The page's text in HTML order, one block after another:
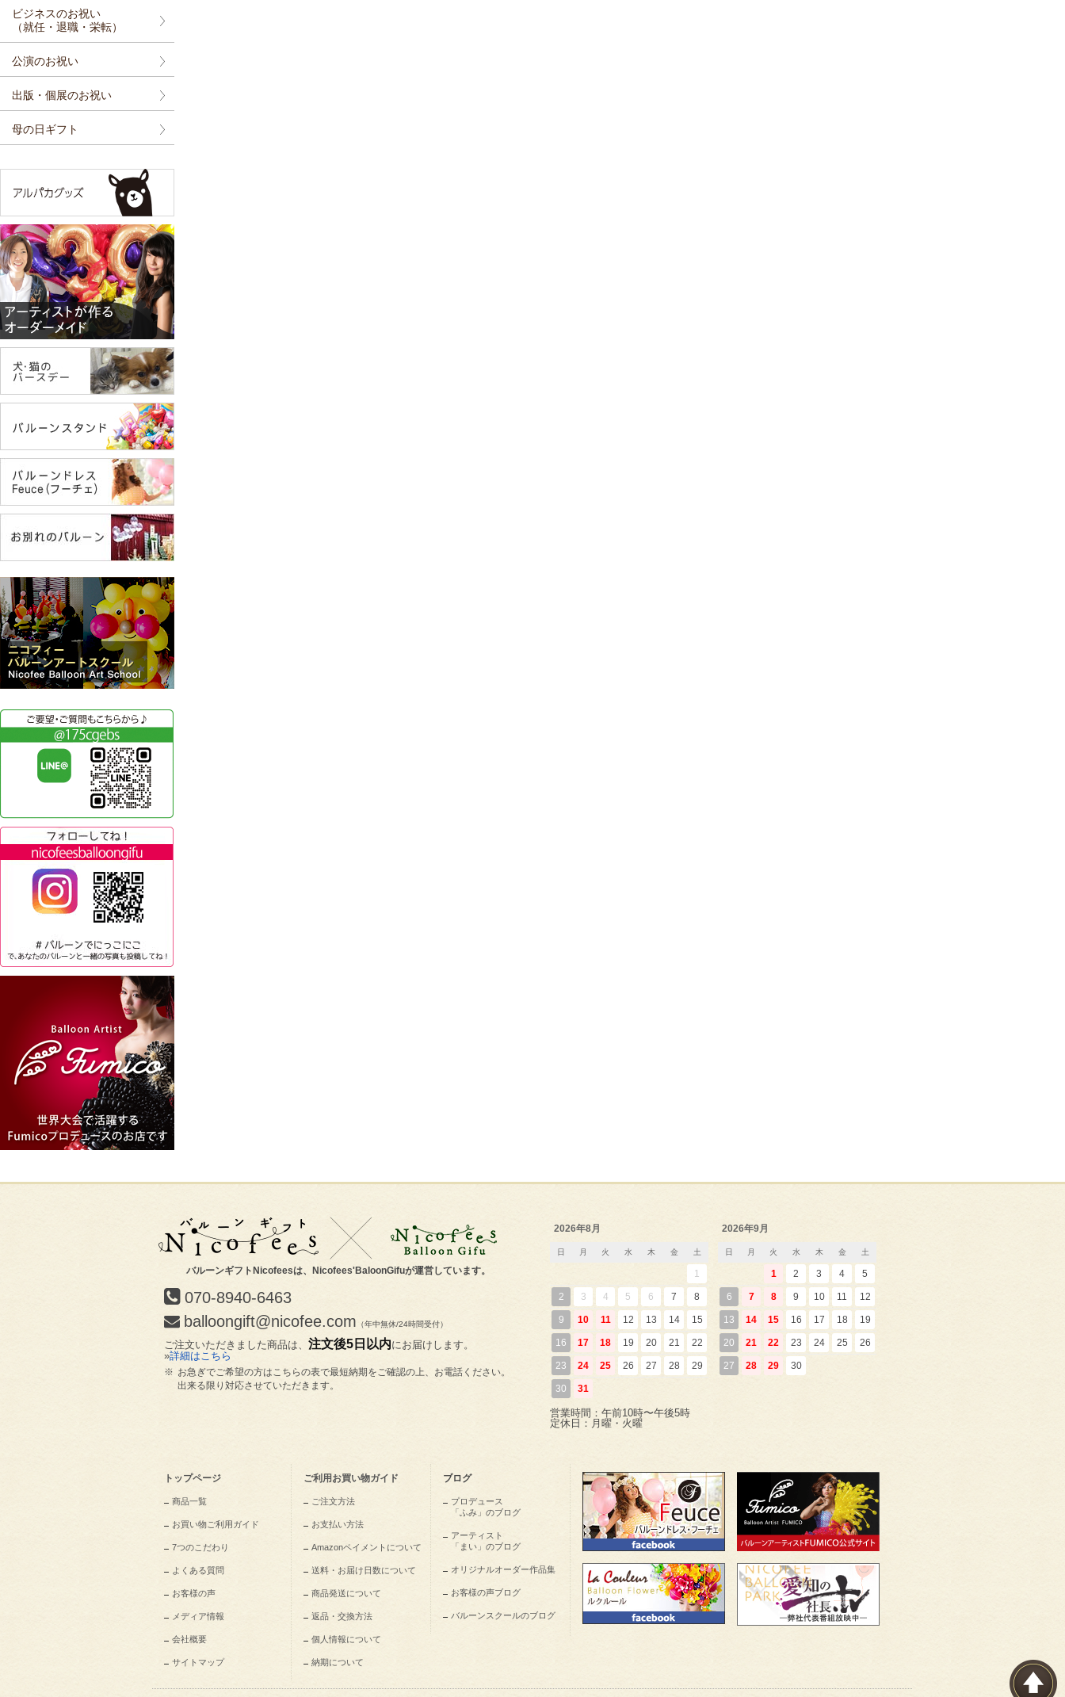
ビジネスのお祝い
（就任・退職・栄転）
公演のお祝い
出版・個展のお祝い
母の日ギフト
バルーンギフトNicofeesは、Nicofees'BaloonGifuが運営しています。
070-8940-6463
balloongift@nicofee.com （年中無休/24時間受付）
ご注文いただきました商品は、 注文後5日以内にお届けします。
»詳細はこちら
※ お急ぎでご希望の方はこちらの表で最短納期をご確認の上、お電話ください。
出来る限り対応させていただきます。
2026年8月
日 月 火 水 木 金 土
1
2 3 4 5 6 7 8
9 10 11 12 13 14 15
16 17 18 19 20 21 22
23 24 25 26 27 28 29
30 31
2026年9月
日 月 火 水 木 金 土
1 2 3 4 5
6 7 8 9 10 11 12
13 14 15 16 17 18 19
20 21 22 23 24 25 26
27 28 29 30
営業時間：午前10時〜午後5時
定休日：月曜・火曜
トップページ
商品一覧
お買い物ご利用ガイド
7つのこだわり
よくある質問
お客様の声
メディア情報
会社概要
サイトマップ
ご利用お買い物ガイド
ご注文方法
お支払い方法
Amazonペイメントについて
送料・お届け日数について
商品発送について
返品・交換方法
個人情報について
納期について
ブログ
プロデュース
「ふみ」のブログ
アーティスト
「まい」のブログ
オリジナルオーダー作品集
お客様の声ブログ
バルーンスクールのブログ